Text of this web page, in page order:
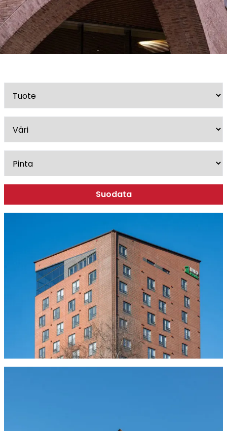
Esitteet, hinnastot ja ohjeet
Tiileri lasku
Kotikäynti
Julkisivutiilet
Tiililaatat
Tiilimuurauskannakejärjestelmät
Vastuullisuus
Tiilityökalu
Tulisijatarvikkeet
Kamiinat ja kevyet tulisijat
Grillit ja pihakeittiöt
Tiilet
Laastit
Kiukaat ja kiuaskivet
Outlet
Käyttöehdot
Suodata